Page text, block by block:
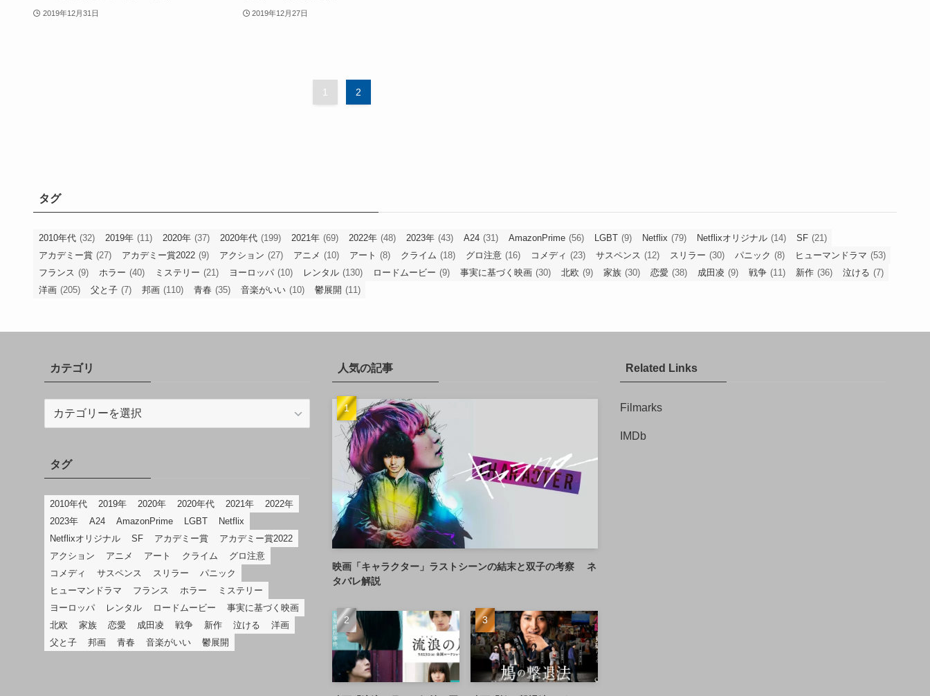
2019年12月31日 2019年12月27日
1 2
タグ
2010年代 (32) 2019年 (11) 2020年 (37) 2020年代 (199) 2021年 (69) 2022年 (48) 2023年 (43) A24 (31) AmazonPrime (56) LGBT (9) Netflix (79) Netflixオリジナル (14) SF (21)
アカデミー賞 (27) アカデミー賞2022 (9) アクション (27) アニメ (10) アート (8) クライム (18) グロ注意 (16) コメディ (23) サスペンス (12) スリラー (30) パニック (8) ヒューマンドラマ (53)
フランス (9) ホラー (40) ミステリー (21) ヨーロッパ (10) レンタル (130) ロードムービー (9) 事実に基づく映画 (30) 北欧 (9) 家族 (30) 恋愛 (38) 成田凌 (9) 戦争 (11) 新作 (36) 泣ける (7)
洋画 (205) 父と子 (7) 邦画 (110) 青春 (35) 音楽がいい (10) 鬱展開 (11)
カテゴリ
リタグ
2010年代 2019年 2020年 2020年代 2021年
2022年
2023年
A24 AmazonPrime LGBT
Netflix
Netflixオリジナル
SF アカデミー賞
アカデミー賞2022
アクション
アニメ アート クライム
グロ注意
コメディ
サスペンス スリラー
パニック
ヒューマンドラマ
フランス ホラー
ミステリー
ヨーロッパ
レンタル ロードムービー
事実に基づく映画
北欧
家族 恋愛 成田凌 戦争 新作 泣ける
洋画
父と子
邦画 青春 音楽がいい 鬱展開
人気の記事
映画「キャラクター」ラストシーンの結末と双子の考察 ネ
タバレ解説
Related Links
Filmarks
IMDb